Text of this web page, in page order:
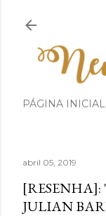
PÁGINA INICIAL
abril 05, 2019
JULIAN